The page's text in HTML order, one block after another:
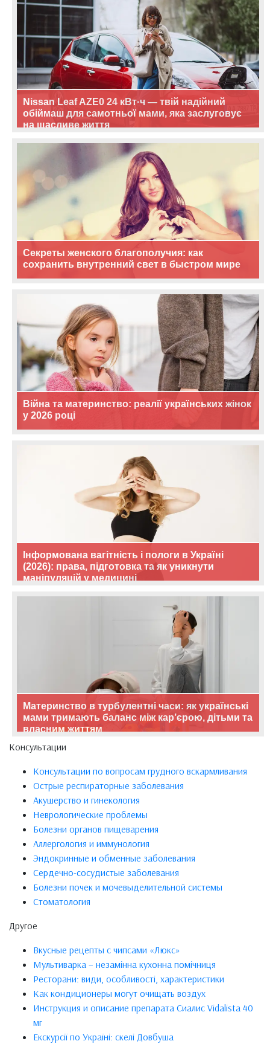
Nissan Leaf AZE0 24 кВт·ч — твій надійний
обіймаш для самотньої мами, яка заслуговує
на щасливе життя
Секреты женского благополучия: как
сохранить внутренний свет в быстром мире
Війна та материнство: реалії українських жінок
у 2026 році
Інформована вагітність і пологи в Україні
(2026): права, підготовка та як уникнути
маніпуляцій у медицині
Материнство в турбулентні часи: як українські
мами тримають баланс між кар’єрою, дітьми та
власним життям
Консультации
Консультации по вопросам грудного вскармливания
Острые респираторные заболевания
Акушерство и гинекология
Неврологические проблемы
Болезни органов пищеварения
Аллергология и иммунология
Эндокринные и обменные заболевания
Сердечно-сосудистые заболевания
Болезни почек и мочевыделительной системы
Стоматология
Другое
Вкусные рецепты с чипсами «Люкс»
Мультиварка – незамінна кухонна помічниця
Ресторани: види, особливості, характеристики
Как кондиционеры могут очищать воздух
Инструкция и описание препарата Сиалис Vidalista 40
мг
Екскурсії по Україні: скелі Довбуша